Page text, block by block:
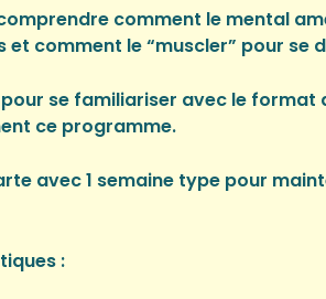
comment le mental
comment le “muscler” pour se
se familiariser avec le format
ce programme.
avec 1 semaine type pour
: